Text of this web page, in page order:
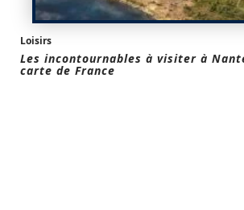
Loisirs
Les incontournables à visiter à
carte de France